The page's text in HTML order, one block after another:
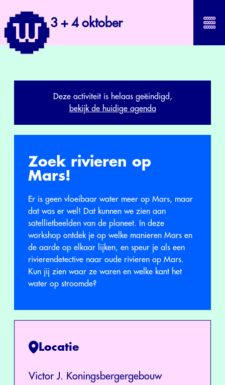
3 + 4 oktober
Deze activiteit is helaas geëindigd,
bekijk de huidige agenda
Zoek rivieren op
Mars!
Er is geen vloeibaar water meer op Mars, maar
dat was er wel! Dat kunnen we zien aan
satellietbeelden van de planeet. In deze
workshop ontdek je op welke manieren Mars en
de aarde op elkaar lijken, en speur je als een
rivierendetective naar oude rivieren op Mars.
Kun jij zien waar ze waren en welke kant het
water op stroomde?
Locatie
Victor J. Koningsbergergebouw